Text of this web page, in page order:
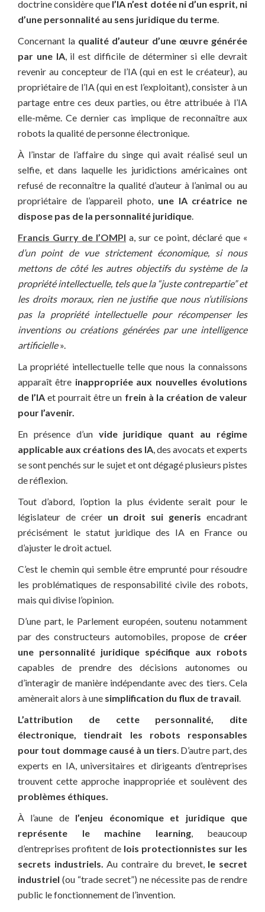
doctrine considère que l’IA n’est dotée ni d’un esprit, ni
d’une personnalité au sens juridique du terme.
Concernant la qualité d’auteur d’une œuvre générée
par une IA, il est difficile de déterminer si elle devrait
revenir au concepteur de l’IA (qui en est le créateur), au
propriétaire de l’IA (qui en est l’exploitant), consister à un
partage entre ces deux parties, ou être attribuée à l’IA
elle-même. Ce dernier cas implique de reconnaître aux
robots la qualité de personne électronique.
À l’instar de l’affaire du singe qui avait réalisé seul un
selfie, et dans laquelle les juridictions américaines ont
refusé de reconnaître la qualité d’auteur à l’animal ou au
propriétaire de l’appareil photo, une IA créatrice ne
dispose pas de la personnalité juridique.
Francis Gurry de l’OMPI a, sur ce point, déclaré que «
d’un point de vue strictement économique, si nous
mettons de côté les autres objectifs du système de la
propriété intellectuelle, tels que la “juste contrepartie” et
les droits moraux, rien ne justifie que nous n’utilisions
pas la propriété intellectuelle pour récompenser les
inventions ou créations générées par une intelligence
artificielle».
La propriété intellectuelle telle que nous la connaissons
apparaît être inappropriée aux nouvelles évolutions
de l’IA et pourrait être un frein à la création de valeur
pour l’avenir.
En présence d’un vide juridique quant au régime
applicable aux créations des IA, des avocats et experts
se sont penchés sur le sujet et ont dégagé plusieurs pistes
de réflexion.
Tout d’abord, l’option la plus évidente serait pour le
législateur de créer un droit sui generis encadrant
précisément le statut juridique des IA en France ou
d’ajuster le droit actuel.
C’est le chemin qui semble être emprunté pour résoudre
les problématiques de responsabilité civile des robots,
mais qui divise l’opinion.
D’une part, le Parlement européen, soutenu notamment
par des constructeurs automobiles, propose de créer
une personnalité juridique spécifique aux robots
capables de prendre des décisions autonomes ou
d’interagir de manière indépendante avec des tiers. Cela
amènerait alors à une simplification du flux de travail.
L’attribution de cette personnalité, dite
électronique, tiendrait les robots responsables
pour tout dommage causé à un tiers. D’autre part, des
experts en IA, universitaires et dirigeants d’entreprises
trouvent cette approche inappropriée et soulèvent des
problèmes éthiques.
À l’aune de l’enjeu économique et juridique que
représente le machine learning, beaucoup
d’entreprises profitent de lois protectionnistes sur les
secrets industriels. Au contraire du brevet, le secret
industriel (ou “trade secret”) ne nécessite pas de rendre
public le fonctionnement de l’invention.